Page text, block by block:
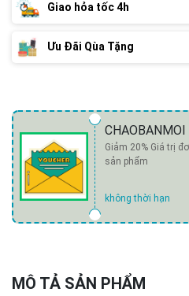
Giao hỏa tốc 4h
Ưu Đãi Qùa Tặng
CHAOBANMOI
Giảm 20% Giá trị
sản phẩm
không thời hạn
MÔ TẢ SẢN PHẨM